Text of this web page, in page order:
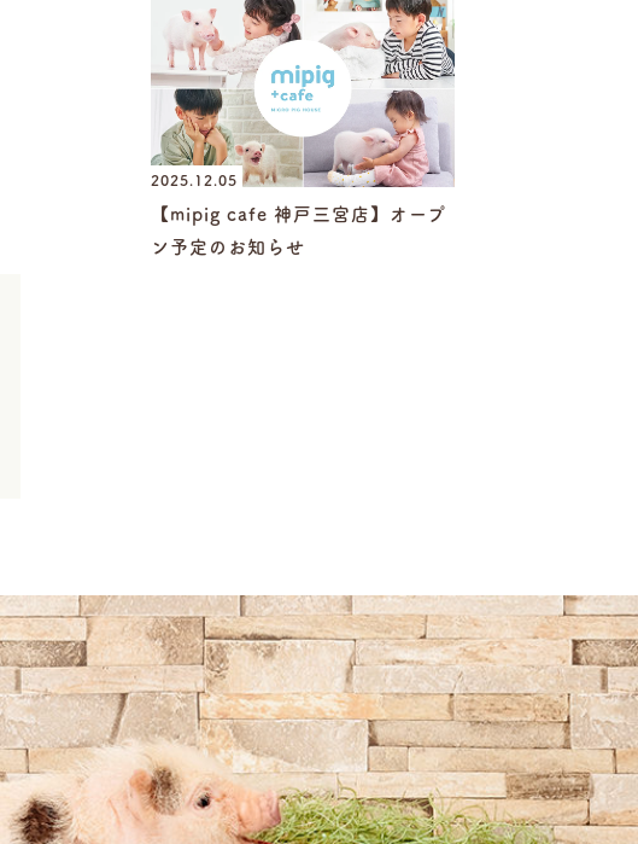
2025.12.05
【mipig cafe 神戸三宮店】オープ
ン予定のお知らせ